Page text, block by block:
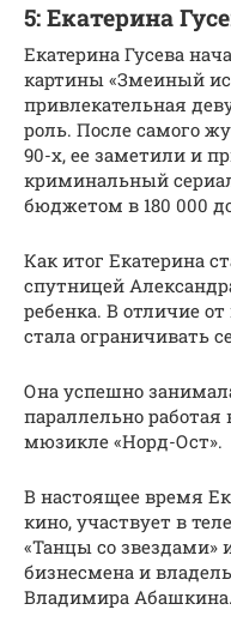
5: Екатерина
Екатерина Гусева
картины «Змеиный
привлекательная
роль. После самого
90-х, ее заметили и
криминальный
бюджетом в 180 000
Как итог Екатерина
спутницей
ребенка. В отличие от
стала ограничивать
Она успешно
параллельно работая
мюзикле «Норд-Ост».
В настоящее время
кино, участвует в
«Танцы со звездами»
бизнесмена и
Владимира Абашкина.